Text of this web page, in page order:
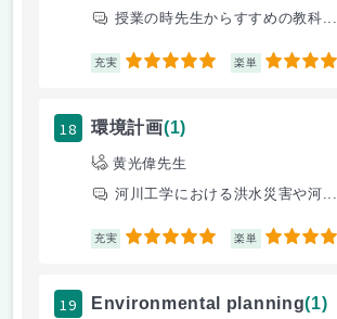
授業の時先生からすすめの教科...
充実 5 楽単 5
18 環境計画(1)
黄光偉先生
河川工学における洪水災害や河...
充実 5 楽単 5
19 Environmental planning(1)